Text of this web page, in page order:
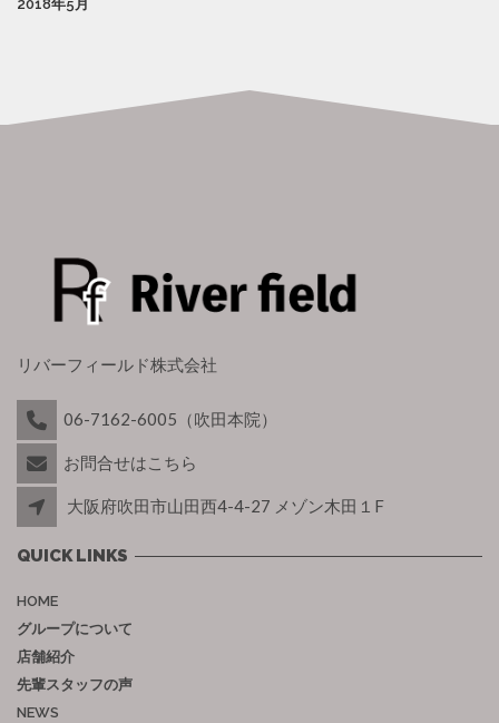
2018年5月
リバーフィールド株式会社
06-7162-6005（吹田本院）
お問合せはこちら
大阪府吹田市山田西4-4-27 メゾン木田１F
QUICK LINKS
HOME
グループについて
店舗紹介
先輩スタッフの声
NEWS